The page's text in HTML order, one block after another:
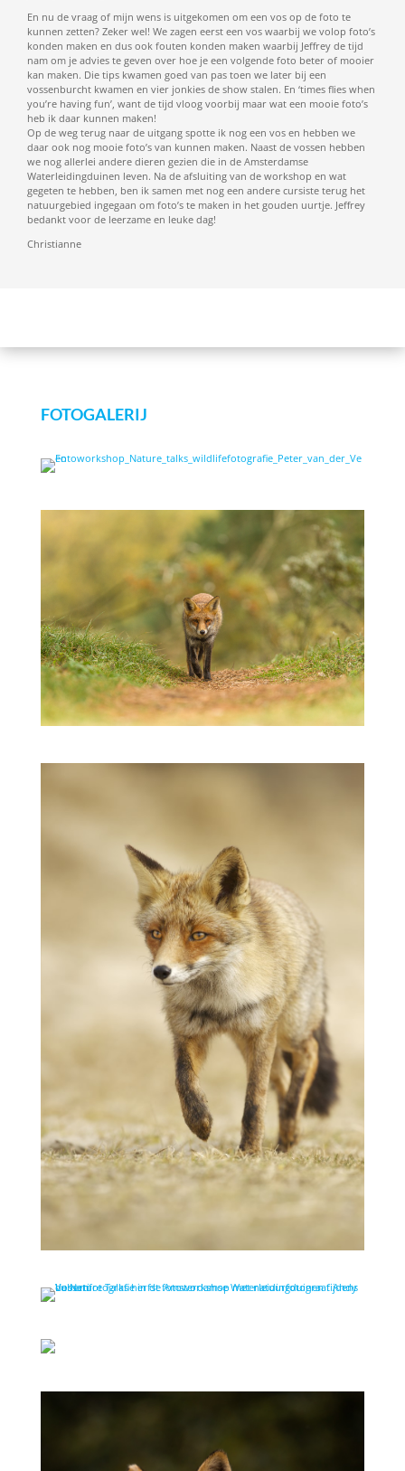
En nu de vraag of mijn wens is uitgekomen om een vos op de foto te
kunnen zetten? Zeker wel! We zagen eerst een vos waarbij we volop foto’s
konden maken en dus ook fouten konden maken waarbij Jeffrey de tijd
nam om je advies te geven over hoe je een volgende foto beter of mooier
kan maken. Die tips kwamen goed van pas toen we later bij een
vossenburcht kwamen en vier jonkies de show stalen. En ‘times flies when
you’re having fun’, want de tijd vloog voorbij maar wat een mooie foto’s
heb ik daar kunnen maken!
Op de weg terug naar de uitgang spotte ik nog een vos en hebben we
daar ook nog mooie foto’s van kunnen maken. Naast de vossen hebben
we nog allerlei andere dieren gezien die in de Amsterdamse
Waterleidingduinen leven. Na de afsluiting van de workshop en wat
gegeten te hebben, ben ik samen met nog een andere cursiste terug het
natuurgebied ingegaan om foto’s te maken in het gouden uurtje. Jeffrey
bedankt voor de leerzame en leuke dag!
Christianne
FOTOGALERIJ